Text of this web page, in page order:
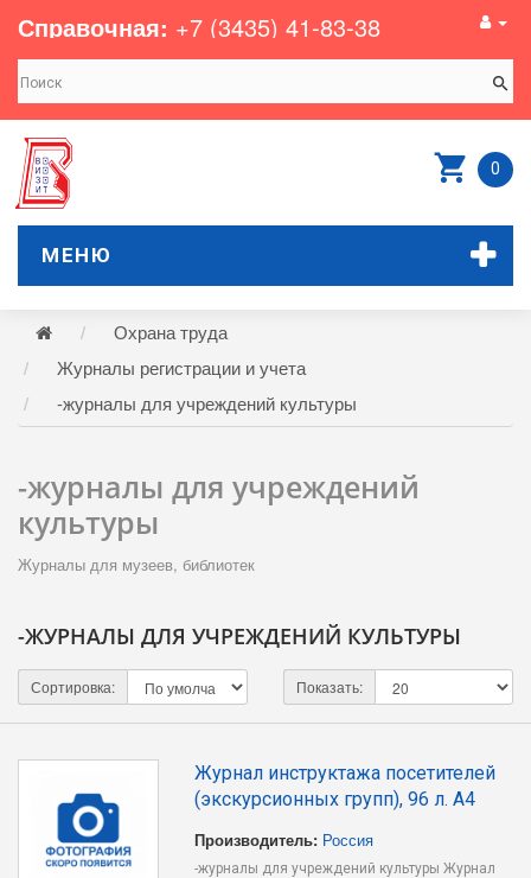
Справочная: +7 (3435) 41-83-38
0
МЕНЮ
Охрана труда
Журналы регистрации и учета
-журналы для учреждений культуры
-журналы для учреждений
культуры
Журналы для музеев, библиотек
-ЖУРНАЛЫ ДЛЯ УЧРЕЖДЕНИЙ КУЛЬТУРЫ
Сортировка: Показать:
Журнал инструктажа посетителей
(экскурсионных групп), 96 л. А4
Производитель: Россия
-журналы для учреждений культуры Журнал